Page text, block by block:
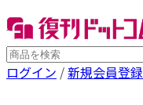
ログイン /新規会員登録